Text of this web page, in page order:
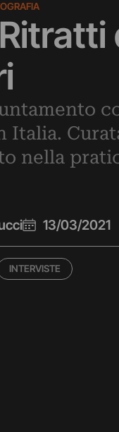
Italia.
nella
13/03/2021
INTERVISTE